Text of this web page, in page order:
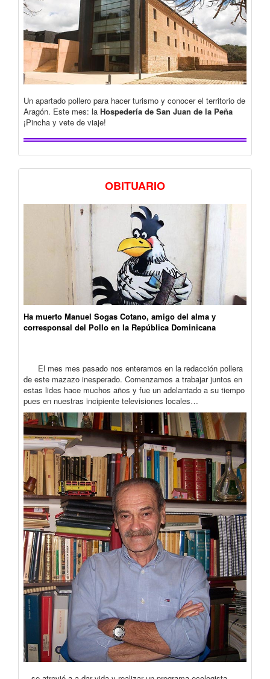
Un apartado pollero para hacer turismo y conocer el territorio de
Aragón. Este mes: la Hospedería de San Juan de la Peña
¡Pincha y vete de viaje!
OBITUARIO
Ha muerto Manuel Sogas Cotano, amigo del alma y
corresponsal del Pollo en la República Dominicana
El mes mes pasado nos enteramos en la redacción pollera
de este mazazo inesperado. Comenzamos a trabajar juntos en
estas lides hace muchos años y fue un adelantado a su tiempo
pues en nuestras incipiente televisiones locales…